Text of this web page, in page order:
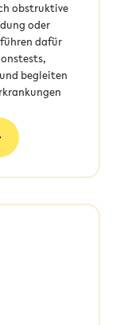
obstruktive
oder
dafür
begleiten